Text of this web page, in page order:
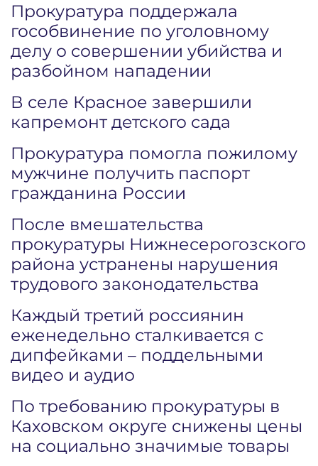
Прокуратура поддержала
гособвинение по уголовному
делу о совершении убийства и
разбойном нападении
В селе Красное завершили
капремонт детского сада
Прокуратура помогла пожилому
мужчине получить паспорт
гражданина России
После вмешательства
прокуратуры Нижнесерогозского
района устранены нарушения
трудового законодательства
Каждый третий россиянин
еженедельно сталкивается с
дипфейками – поддельными
видео и аудио
По требованию прокуратуры в
Каховском округе снижены цены
на социально значимые товары